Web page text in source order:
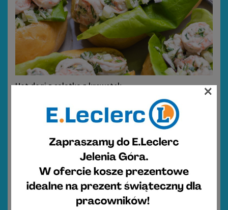
Hot dogi z sałatką z krewetek
130 minut
×